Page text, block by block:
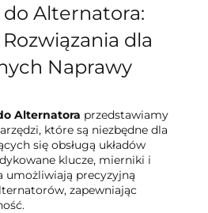
do Alternatora:
dla
Naprawy
Alternatora przedstawiamy
które są niezbędne dla
się obsługą układów
klucze, mierniki i
umożliwiają precyzyjną
zapewniając